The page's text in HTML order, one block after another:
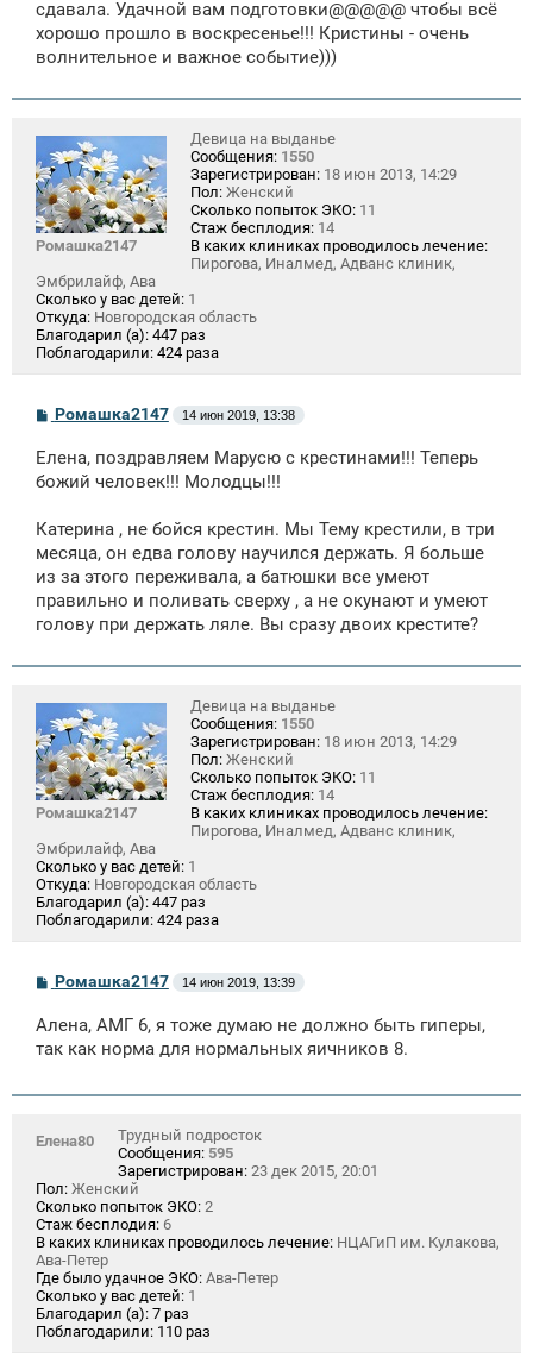
и
сдавала. Удачной вам подготовки@@@@@ чтобы всё
хорошо прошло в воскресенье!!! Кристины - очень
волнительное и важное событие)))
Ромашка2147
Девица на выданье
Сообщения: 1550
Зарегистрирован: 18 июн 2013, 14:29
Пол: Женский
Сколько попыток ЭКО: 11
Стаж бесплодия: 14
В каких клиниках проводилось лечение:
Пирогова, Иналмед, Адванс клиник,
Эмбрилайф, Ава
Сколько у вас детей: 1
Откуда: Новгородская область
Благодарил (а): 447 раз
Поблагодарили: 424 раза
С
б
щ
и
Ромашка2147 14 июн 2019, 13:38
Елена, поздравляем Марусю с крестинами!!! Теперь
божий человек!!! Молодцы!!!
Катерина , не бойся крестин. Мы Тему крестили, в три
месяца, он едва голову научился держать. Я больше
из за этого переживала, а батюшки все умеют
правильно и поливать сверху , а не окунают и умеют
голову при держать ляле. Вы сразу двоих крестите?
Ромашка2147
Девица на выданье
Сообщения: 1550
Зарегистрирован: 18 июн 2013, 14:29
Пол: Женский
Сколько попыток ЭКО: 11
Стаж бесплодия: 14
В каких клиниках проводилось лечение:
Пирогова, Иналмед, Адванс клиник,
Эмбрилайф, Ава
Сколько у вас детей: 1
Откуда: Новгородская область
Благодарил (а): 447 раз
Поблагодарили: 424 раза
С
б
щ
и
Ромашка2147 14 июн 2019, 13:39
Алена, АМГ 6, я тоже думаю не должно быть гиперы,
так как норма для нормальных яичников 8.
Елена80
Трудный подросток
Сообщения: 595
Зарегистрирован: 23 дек 2015, 20:01
Пол: Женский
Сколько попыток ЭКО: 2
Стаж бесплодия: 6
В каких клиниках проводилось лечение: НЦАГиП им. Кулакова,
Ава-Петер
Где было удачное ЭКО: Ава-Петер
Сколько у вас детей: 1
Благодарил (а): 7 раз
Поблагодарили: 110 раз